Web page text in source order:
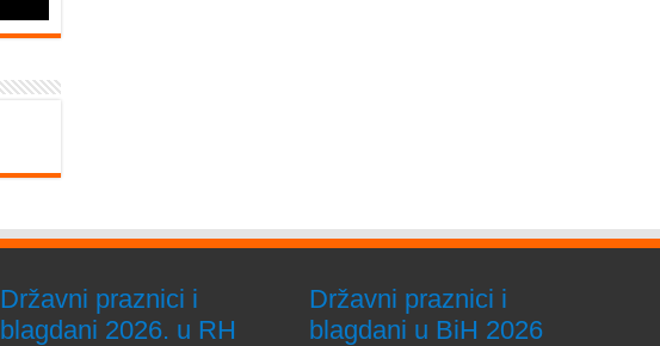
Državni praznici i
blagdani 2026. u RH
Državni praznici i
blagdani u BiH 2026